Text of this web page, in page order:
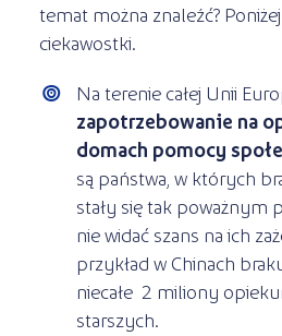
temat można znaleźć?
ciekawostki.
Na terenie całej Unii
zapotrzebowanie na
domach pomocy
są państwa, w których
stały się tak poważnym
nie widać szans na ich
przykład w Chinach
niecałe 2 miliony
starszych.